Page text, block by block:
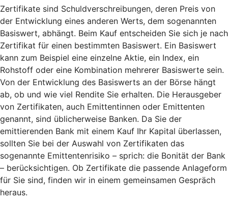
Zertifikate sind Schuldverschreibungen, deren Preis von
der Entwicklung eines anderen Werts, dem sogenannten
Basiswert, abhängt. Beim Kauf entscheiden Sie sich je nach
Zertifikat für einen bestimmten Basiswert. Ein Basiswert
kann zum Beispiel eine einzelne Aktie, ein Index, ein
Rohstoff oder eine Kombination mehrerer Basiswerte sein.
Von der Entwicklung des Basiswerts an der Börse hängt
ab, ob und wie viel Rendite Sie erhalten. Die Herausgeber
von Zertifikaten, auch Emittentinnen oder Emittenten
genannt, sind üblicherweise Banken. Da Sie der
emittierenden Bank mit einem Kauf Ihr Kapital überlassen,
sollten Sie bei der Auswahl von Zertifikaten das
sogenannte Emittentenrisiko – sprich: die Bonität der Bank
– berücksichtigen. Ob Zertifikate die passende Anlageform
für Sie sind, finden wir in einem gemeinsamen Gespräch
heraus.